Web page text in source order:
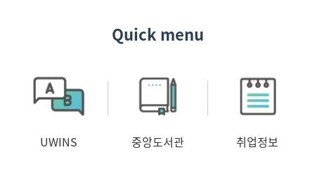
Quick menu
UWINS 중앙도서관 취업정보